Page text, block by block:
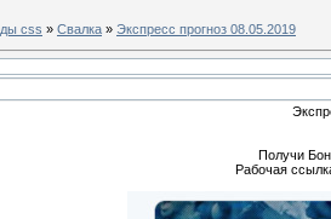
css » Свалка » Экспресс прогноз 08.05.2019
Получи
Рабочая